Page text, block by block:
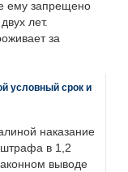
ему запрещено
лет.
за
условный срок и
наказание
в 1,2
выводе